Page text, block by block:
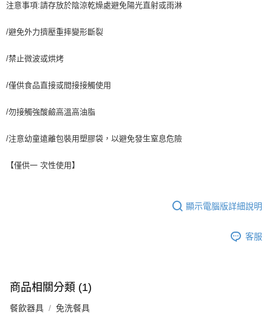
時審查核予不同之上限額度；若仍有額度不足之情形，本公司將視審查結果
５．嚴禁一人註冊多個帳號或使用他人資訊註冊。若發現惡意使用之情形，
每筆NT$120，滿NT$2,000(含以上)免運費
注意事項:請存放於陰涼乾燥處避免陽光直射或雨淋
/避免外力擠壓重摔變形斷裂
/禁止微波或烘烤
/僅供食品直接或間接接觸使用
/勿接觸強酸鹼高溫高油脂
/注意幼童遠離包裝用塑膠袋，以避免發生窒息危險
【僅供一 次性使用】
顯示電腦版詳細說明
客服
商品相關分類 (1)
餐飲器具 免洗餐具